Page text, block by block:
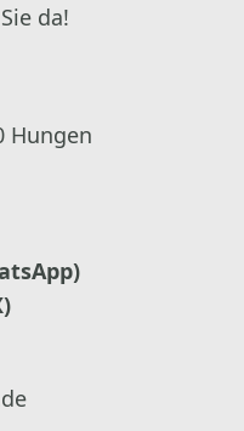
da!
Hungen